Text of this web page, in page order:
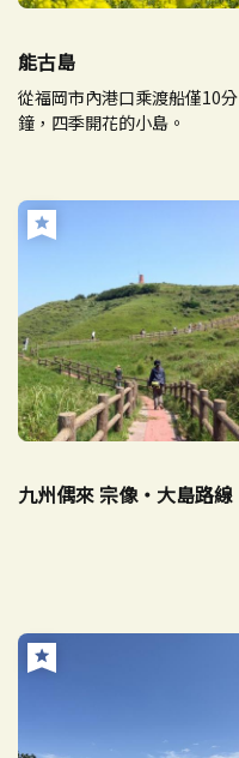
能古島
從福岡市內港口乘渡船僅10分
鐘，四季開花的小島。
九州偶來 宗像・大島路線